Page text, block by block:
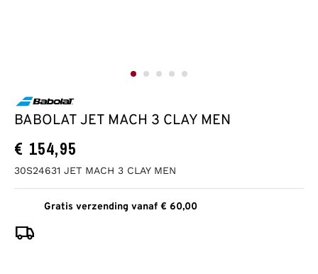
BABOLAT JET MACH 3 CLAY MEN
€ 154,95
30S24631 JET MACH 3 CLAY MEN
Gratis verzending vanaf € 60,00